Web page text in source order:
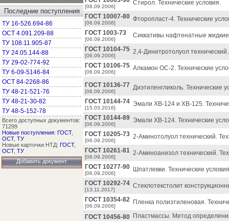
Последние поступления
ТУ 16-526.694-86
ОСТ 4.091.209-88
ТУ 108.11.905-87
ТУ 24.05.144-88
ТУ 29-02-774-92
ТУ 6-09-5146-84
ОСТ 84-2268-86
ТУ 48-21-521-76
ТУ 48-21-30-82
ТУ 48-5-152-78
Всего доступных документов:
71299
Новые поступления: ГОСТ,
ОСТ, ТУ
Новые карточки НТД: ГОСТ,
ОСТ, ТУ
Добавить документ
[06.09.2006]
Стирол. Технические условия.
ГОСТ 10007-80
[06.09.2006]
Фторопласт-4. Технические
ГОСТ 1003-73
[06.09.2006]
Сиккативы нафтенатные
ГОСТ 10104-75
[06.09.2006]
2,4-Динитротолуол
ГОСТ 10106-75
[06.09.2006]
Алкамон ОС-2. Технические
ГОСТ 10136-77
[06.09.2006]
Диэтиленгликоль. Технические
ГОСТ 10144-74
[15.03.2016]
Эмали ХВ-124 и ХВ-125.
ГОСТ 10144-89
[06.09.2006]
Эмали ХВ-124. Технические
ГОСТ 10205-73
[06.09.2006]
2-Аминотолуол технический.
ГОСТ 10261-81
[06.09.2006]
2-Аминоанизол технический.
ГОСТ 10277-90
[06.09.2006]
Шпатлевки. Технические
ГОСТ 10292-74
[13.11.2017]
Стеклотекстолит
ГОСТ 10354-82
[06.09.2006]
Пленка полиэтиленовая.
ГОСТ 10456-80 Пластмассы. Метод